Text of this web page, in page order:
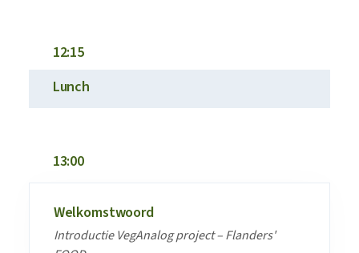
12:15
Lunch
13:00
Welkomstwoord
Introductie VegAnalog project – Flanders'